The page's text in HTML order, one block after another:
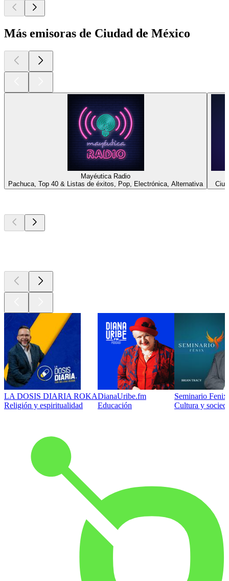
Más emisoras de Ciudad de México
Mayéutica Radio
Pachuca, Top 40 & Listas de éxitos, Pop, Electrónica, Alternativa
LA DOSIS DIARIA ROKA
Religión y espiritualidad
DianaUribe.fm
Educación
Seminario
Cultura y